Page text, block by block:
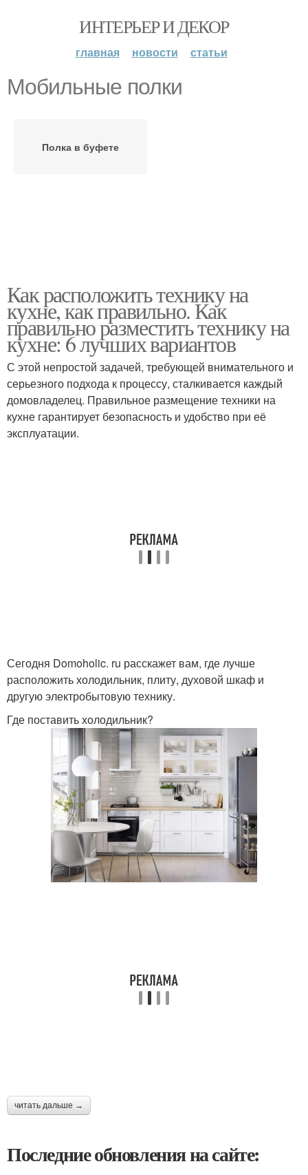
ИНТЕРЬЕР И ДЕКОР
главная новости статьи
Мобильные полки
Полка в буфете
Как расположить технику на
кухне, как правильно. Как
правильно разместить технику на
кухне: 6 лучших вариантов
С этой непростой задачей, требующей внимательного и
серьезного подхода к процессу, сталкивается каждый
домовладелец. Правильное размещение техники на
кухне гарантирует безопасность и удобство при её
эксплуатации.
Сегодня Domoholic. ru расскажет вам, где лучше
расположить холодильник, плиту, духовой шкаф и
другую электробытовую технику.
Где поставить холодильник?
читать дальше →
Последние обновления на сайте: